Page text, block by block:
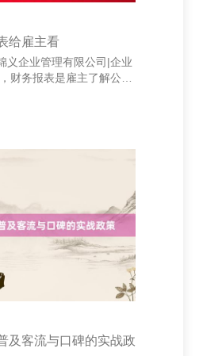
给雇主看
义企业管理有限公司|企业
财务报表是雇主了解公司
金钱欠债表、利润表和现
表反应企业在某一时点的
职权；利润表展示一如技
狡计出净利润；现款流量
流入与流出情况。 其次，
财务报表必须基于信得过
及客流与口碑的实战政